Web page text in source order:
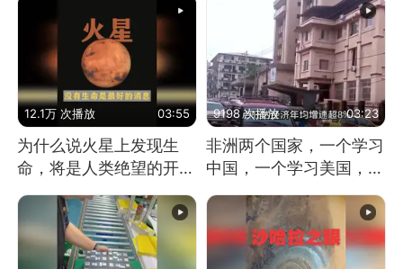
12.1万 次播放 03:55
为什么说火星上发现生
命，将是人类绝望的开
始？
9198 次播放 03:23
非洲两个国家，一个学习
中国，一个学习美国，结
果怎么样了？